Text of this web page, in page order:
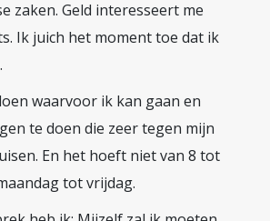
zaken. Geld interesseert me
Ik juich het moment toe dat ik
waarvoor ik kan gaan en
te doen die zeer tegen mijn
En het hoeft niet van 8 tot
tot vrijdag.